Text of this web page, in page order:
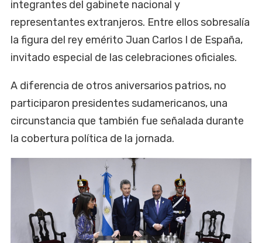
integrantes del gabinete nacional y
representantes extranjeros. Entre ellos sobresalía
la figura del rey emérito Juan Carlos I de España,
invitado especial de las celebraciones oficiales.
A diferencia de otros aniversarios patrios, no
participaron presidentes sudamericanos, una
circunstancia que también fue señalada durante
la cobertura política de la jornada.